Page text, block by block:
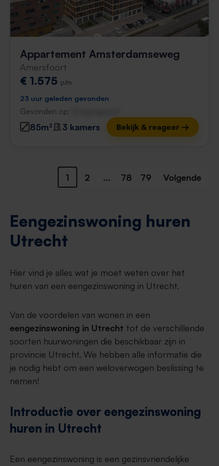
Appartement Amsterdamseweg
Amersfoort
€ 1.575 p/m
23 uur geleden gevonden
Gevonden op:
85m² 3 kamers Bekijk & reageer →
1 2 ... 78 79 Volgende
Eengezinswoning huren
Utrecht
Hier vind je alles wat je moet weten over het
huren van een eengezinswoning in Utrecht.
Van de voordelen van wonen in een
eengezinswoning in Utrecht tot de verschillende
soorten huurwoningen die beschikbaar zijn in
provincie Utrecht. We hebben alle informatie die
je nodig hebt om een weloverwogen beslissing te
nemen!
Introductie over eengezinswoning
huren in Utrecht
Een eengezinswoning is een gezinsvriendelijke